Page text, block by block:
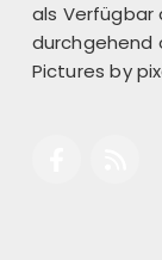
als Verfügbar
durchgehend
Pictures by